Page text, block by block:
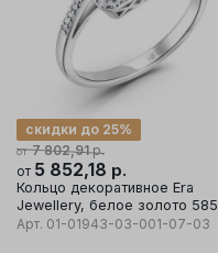
от 7 802,91р.
скидки до 25%
от 5 852,18 р.
Кольцо декоративное Era
Jewellery, белое золото 585
проба, вставка бриллиант
Арт. 01-01943-03-001-07-03